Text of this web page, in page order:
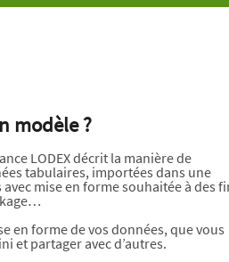
modèle ?
LODEX décrit la manière de
tabulaires, importées dans une
mise en forme souhaitée à des
en forme de vos données, que vous
et partager avec d’autres.